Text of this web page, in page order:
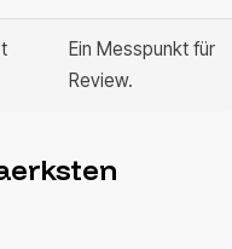
Ein Messpunkt für
Review.